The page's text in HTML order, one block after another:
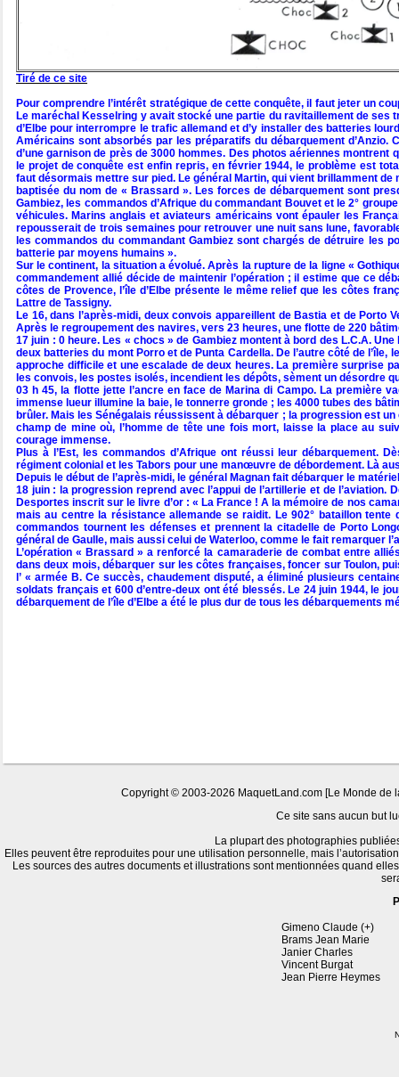
Tiré de ce site
Pour comprendre l’intérêt stratégique de cette conquête, il faut jeter un
Le maréchal Kesselring y avait stocké une partie du ravitaillement de ses
d’Elbe pour interrompre le trafic allemand et d’y installer des batteries
Américains sont absorbés par les préparatifs du débarquement
d’une garnison de près de 3000 hommes. Des photos aériennes
le projet de conquête est enfin repris, en février 1944, le problème est
faut désormais mettre sur pied. Le général Martin, qui vient brillamment
baptisée du nom de « Brassard ». Les forces de débarquement sont
Gambiez, les commandos d’Afrique du commandant Bouvet et le 2°
véhicules. Marins anglais et aviateurs américains vont épauler les
repousserait de trois semaines pour retrouver une nuit sans lune,
les commandos du commandant Gambiez sont chargés de détruire les
batterie par moyens humains ».
Sur le continent, la situation a évolué. Après la rupture de la ligne «
commandement allié décide de maintenir l’opération ; il estime que ce
côtes de Provence, l’île d’Elbe présente le même relief que les côtes
Lattre de Tassigny.
Le 16, dans l’après-midi, deux convois appareillent de Bastia et de
Après le regroupement des navires, vers 23 heures, une flotte de 220
17 juin : 0 heure. Les « chocs » de Gambiez montent à bord des L.C.A.
deux batteries du mont Porro et de Punta Cardella. De l’autre côté de
approche difficile et une escalade de deux heures. La première surprise
les convois, les postes isolés, incendient les dépôts, sèment un désordre
03 h 45, la flotte jette l’ancre en face de Marina di Campo. La première
immense lueur illumine la baie, le tonnerre gronde ; les 4000 tubes des
brûler. Mais les Sénégalais réussissent à débarquer ; la progression est
champ de mine où, l’homme de tête une fois mort, laisse la place au
courage immense.
Plus à l’Est, les commandos d’Afrique ont réussi leur débarquement.
régiment colonial et les Tabors pour une manœuvre de débordement. Là
Depuis le début de l’après-midi, le général Magnan fait débarquer le
18 juin : la progression reprend avec l’appui de l’artillerie et de l’aviation.
Desportes inscrit sur le livre d’or : « La France ! A la mémoire de nos
mais au centre la résistance allemande se raidit. Le 902° bataillon
commandos tournent les défenses et prennent la citadelle de Porto
général de Gaulle, mais aussi celui de Waterloo, comme le fait remarquer
L’opération « Brassard » a renforcé la camaraderie de combat entre
dans deux mois, débarquer sur les côtes françaises, foncer sur Toulon,
l’ « armée B. Ce succès, chaudement disputé, a éliminé plusieurs
soldats français et 600 d’entre-deux ont été blessés. Le 24 juin 1944, le
débarquement de l’île d’Elbe a été le plus dur de tous les débarquements
Copyright © 2003-2026 MaquetLand.com [Le Monde de
Ce site sans aucun but
La plupart des photographies
Elles peuvent être reproduites pour une utilisation personnelle, mais
Les sources des autres documents et illustrations sont mentionnées quand
Gimeno Claude (+)
Brams Jean Marie
Janier Charles
Vincent Burgat
Jean Pierre Heymes